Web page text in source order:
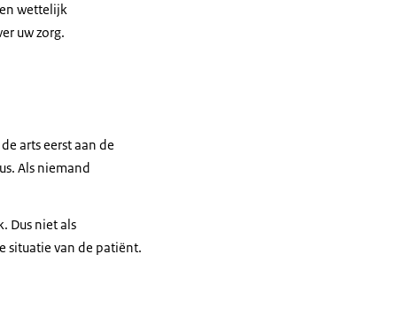
wettelijk
uw zorg.
arts eerst aan de
Als niemand
Dus niet als
situatie van de patiënt.